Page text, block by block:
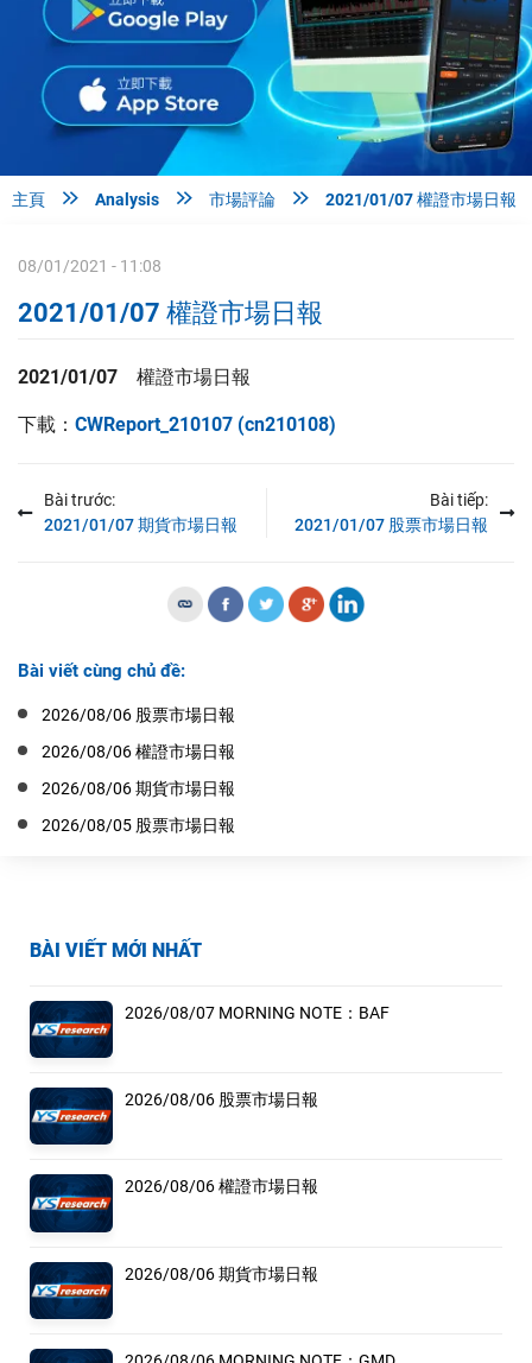
主頁  Analysis  市場評論  2021/01/07 權證市場日報
BÀI VIẾT MỚI NHẤT
2026/08/07 MORNING NOTE：BAF
2026/08/06 股票市場日報
2026/08/06 權證市場日報
2026/08/06 期貨市場日報
08/01/2021 - 11:08
2021/01/07 權證市場日報
2021/01/07 權證市場日報
下載： CWReport_210107 (cn210108)
Bài trước:
2021/01/07 期貨市場日報
Bài tiếp:
2021/01/07 股票市場日報
Bài viết cùng chủ đề:
2026/08/06 股票市場日報
2026/08/06 權證市場日報
2026/08/06 期貨市場日報
2026/08/05 股票市場日報